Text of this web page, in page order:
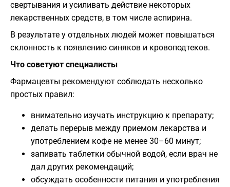
свертывания и усиливать действие некоторых
лекарственных средств, в том числе аспирина.
В результате у отдельных людей может повышаться
склонность к появлению синяков и кровоподтеков.
Что советуют специалисты
Фармацевты рекомендуют соблюдать несколько
простых правил:
внимательно изучать инструкцию к препарату;
делать перерыв между приемом лекарства и
употреблением кофе не менее 30–60 минут;
запивать таблетки обычной водой, если врач не
дал других рекомендаций;
обсуждать особенности питания и употребления